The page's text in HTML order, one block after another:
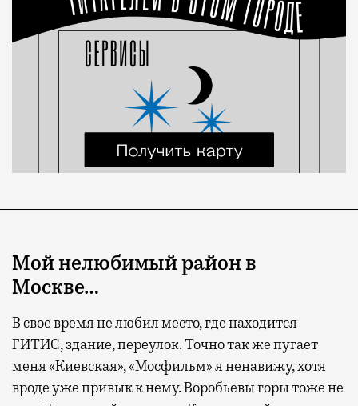
Мой нелюбимый район в
Москве…
В свое время не любил место, где находится
ГИТИС, здание, переулок. Точно так же пугает
меня «Киевская», «Мосфильм» я ненавижу, хотя
вроде уже привык к нему. Воробьевы горы тоже не